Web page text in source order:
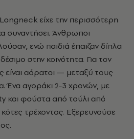
συναντήσει. Άνθρωποι
ενώ παιδιά έπαιζαν δίπλα
στην κοινότητα. Για τον
είναι αόρατοι — μεταξύ τους
Ένα αγοράκι 2-3 χρονών, με
και φούστα από τούλι από
τρέχοντας. Εξερευνούσε